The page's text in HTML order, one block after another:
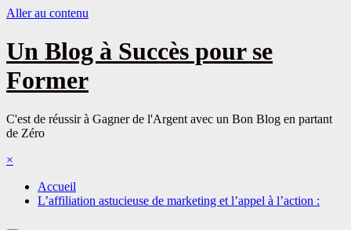
Aller au contenu
Un Blog à Succès pour se
Former
C'est de réussir à Gagner de l'Argent avec un Bon Blog en partant
de Zéro
×
Accueil
L’affiliation astucieuse de marketing et l’appel à l’action :